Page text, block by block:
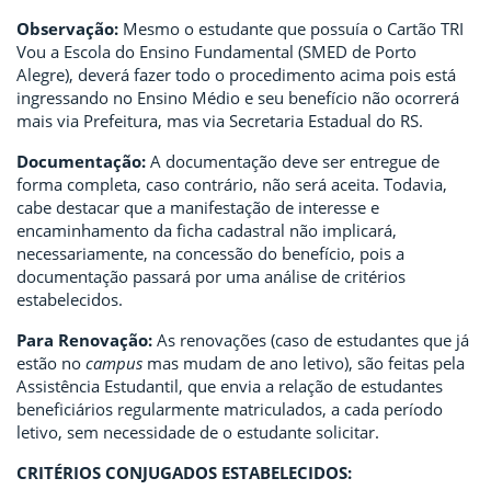
Observação: Mesmo o estudante que possuía o Cartão TRI
Vou a Escola do Ensino Fundamental (SMED de Porto
Alegre), deverá fazer todo o procedimento acima pois está
ingressando no Ensino Médio e seu benefício não ocorrerá
mais via Prefeitura, mas via Secretaria Estadual do RS.
Documentação: A documentação deve ser entregue de
forma completa, caso contrário, não será aceita. Todavia,
cabe destacar que a manifestação de interesse e
encaminhamento da ficha cadastral não implicará,
necessariamente, na concessão do benefício, pois a
documentação passará por uma análise de critérios
estabelecidos.
Para Renovação: As renovações (caso de estudantes que já
estão no campus mas mudam de ano letivo), são feitas pela
Assistência Estudantil, que envia a relação de estudantes
beneficiários regularmente matriculados, a cada período
letivo, sem necessidade de o estudante solicitar.
CRITÉRIOS CONJUGADOS ESTABELECIDOS: